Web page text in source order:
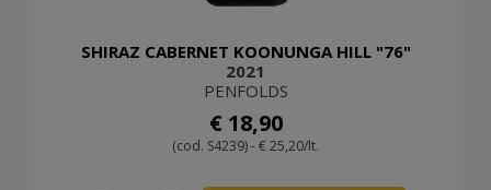
SHIRAZ CABERNET KOONUNGA HILL "76"
2021
PENFOLDS
€ 18,90
(cod. S4239) - € 25,20/lt.